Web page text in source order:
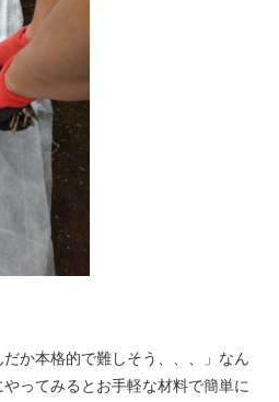
か本格的で難しそう、、、」なん
ってみるとお手軽な材料で簡単に